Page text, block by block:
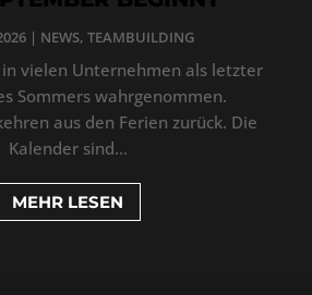
| NEWS, TEAMBUILDING
vielen Unternehmen als letzter
Sommers wahrgenommen.
aus den Ferien zurück. Die
Kalender sind...
MEHR LESEN